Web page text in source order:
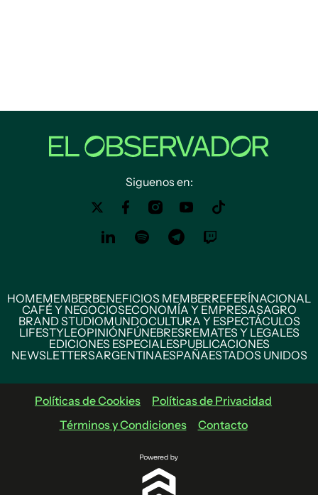
Siguenos en:
HOMEMEMBERBENEFICIOS MEMBERREFERÍNACIONAL
CAFÉ Y NEGOCIOSECONOMÍA Y EMPRESASAGRO
BRAND STUDIOMUNDOCULTURA Y ESPECTÁCULOS
LIFESTYLEOPINIÓNFÚNEBRESREMATES Y LEGALES
EDICIONES ESPECIALESPUBLICACIONES
NEWSLETTERSARGENTINAESPAÑAESTADOS UNIDOS
Políticas de Cookies
Políticas de Privacidad
Términos y Condiciones
Contacto